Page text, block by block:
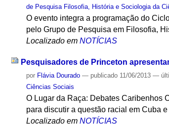
de Pesquisa Filosofia, História e Sociologia da
O evento integra a programação do
pelo Grupo de Pesquisa em Filosofia,
Localizado em NOTÍCIAS
Pesquisadores de Princeton
por Flávia Dourado — publicado 11/06/2013—
Ciências Sociais
O Lugar da Raça: Debates Caribenhos
para discutir a questão racial em Cuba
Localizado em NOTÍCIAS